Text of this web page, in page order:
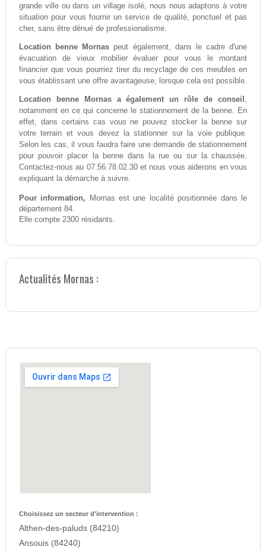
grande ville ou dans un village isolé, nous nous adaptons à votre
situation pour vous fournir un service de qualité, ponctuel et pas
cher, sans être dénué de professionalisme.
Location benne Mornas peut également, dans le cadre d'une
évacuation de vieux mobilier évaluer pour vous le montant
financier que vous pourriez tirer du recyclage de ces meubles en
vous établissant une offre avantageuse, lorsque cela est possible.
Location benne Mornas a également un rôle de conseil ,
notamment en ce qui concerne le stationnement de la benne. En
effet, dans certains cas vous ne pouvez stocker la benne sur
votre terrain et vous devez la stationner sur la voie publique.
Selon les cas, il vous faudra faire une demande de stationnement
pour pouvoir placer la benne dans la rue ou sur la chaussée.
Contactez-nous au 07.56.78.02.30 et nous vous aiderons en vous
expliquant la démarche à suivre.
Pour information, Mornas est une localité positionnée dans le
département 84.
Elle compte 2300 résidants.
Actualités Mornas :
Choisissez un secteur d'intervention :
Althen-des-paluds (84210)
Ansouis (84240)